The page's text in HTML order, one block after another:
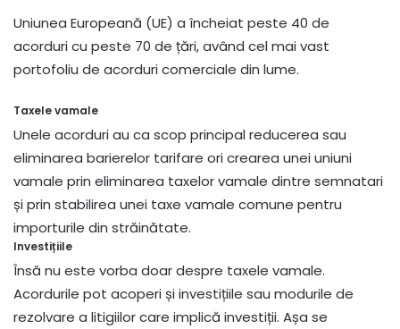
Uniunea Europeană (UE) a încheiat peste 40 de
acorduri cu peste 70 de țări, având cel mai vast
portofoliu de acorduri comerciale din lume.
Taxele vamale
Unele acorduri au ca scop principal reducerea sau
eliminarea barierelor tarifare ori crearea unei uniuni
vamale prin eliminarea taxelor vamale dintre semnatari
și prin stabilirea unei taxe vamale comune pentru
importurile din străinătate.
Investițiile
Însă nu este vorba doar despre taxele vamale.
Acordurile pot acoperi și investițiile sau modurile de
rezolvare a litigiilor care implică investiții. Așa se